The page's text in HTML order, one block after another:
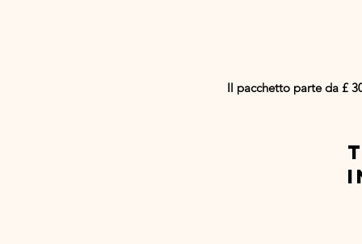
Il pacchetto parte da £